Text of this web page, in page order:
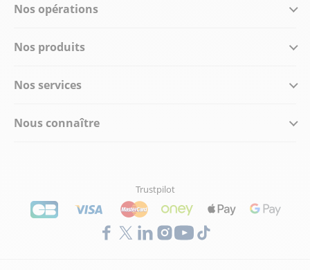
Nos opérations
Nos produits
Nos services
Nous connaître
Trustpilot